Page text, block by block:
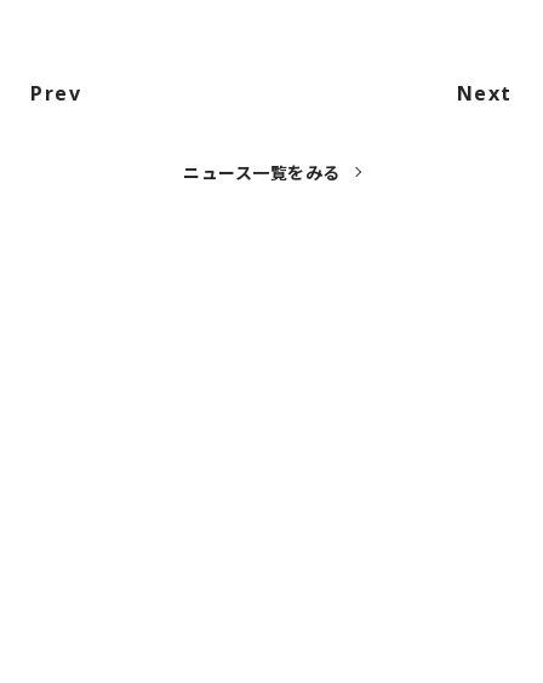
Prev Next
ニュース一覧をみる